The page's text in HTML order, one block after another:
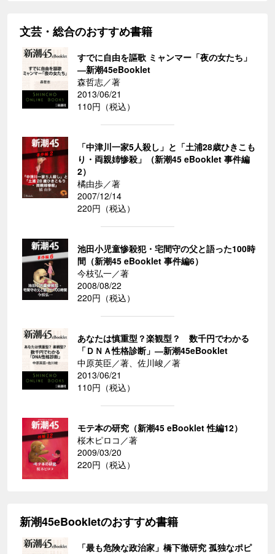
文芸・総合のおすすめ書籍
すでに自由を謳歌 ミャンマー「夜の女たち」
―新潮45eBooklet
森哲志／著
2013/06/21
110円（税込）
「中津川一家5人殺し」と「土浦28歳ひきこも
り・両親姉惨殺」（新潮45 eBooklet 事件編
2）
橘由歩／著
2007/12/14
220円（税込）
池田小児童惨殺犯・宅間守の父と語った100時
間（新潮45 eBooklet 事件編6）
今枝弘一／著
2008/08/22
220円（税込）
あなたは慎重型？楽観型？ 数千円でわかる
「ＤＮＡ性格診断」―新潮45eBooklet
中原英臣／著、佐川峻／著
2013/06/21
110円（税込）
モテ本の研究（新潮45 eBooklet 性編12）
桜木ピロコ／著
2009/03/20
220円（税込）
新潮45eBookletのおすすめ書籍
「最も危険な政治家」橋下徹研究 孤独なポピ